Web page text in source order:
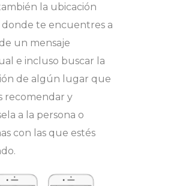
la ubicación
donde te encuentres a
un mensaje
e incluso buscar la
de algún lugar que
recomendar y
a la persona o
con las que estés